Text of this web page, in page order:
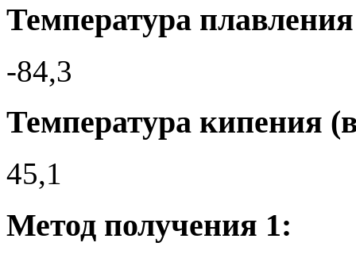
Температура
-84,3
Температура кипения
45,1
Метод получения 1: